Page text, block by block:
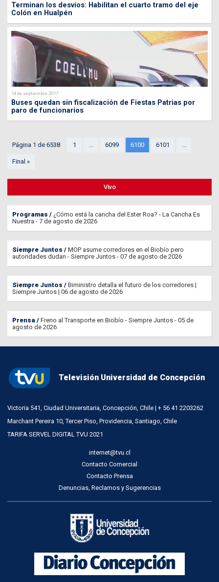
Terminan los desvíos: Habilitan el cuarto tramo del eje
Colón en Hualpén
14 de septiembre 2017
Buses quedan sin fiscalización de Fiestas Patrias por
paro de funcionarios
Página 1 de 6538 1 ... 6099 6100 6101 ...
Final »
Vivo
Programas
¿Cómo está la cancha del Ester Roa? - La Cancha Es
Nuestra - 7 de agosto de 2026
Siempre Juntos
MOP asume corredores en el Biobío pero
autoridades dudan - Siempre Juntos - 07 de agosto de 2026
Siempre Juntos
Biministro detalla el futuro de los corredores |
Siempre Juntos | 06 de agosto de 2026
Prensa
Freno al Transporte en Biobío - Siempre Juntos - 05 de
agosto de 2026
Televisión Universidad de Concepción
Victoria 541, Ciudad Universitaria, Concepción, Chile | + 56 41 2203262
Marchant Pereira 10, Tercer Piso, Providencia, Santiago, Chile
TARIFA SERVEL DIGITAL TVU 2021
internet@tvu.cl
Contacto Comercial
Contacto Prensa
Denuncias, Reclamos y Sugerencias